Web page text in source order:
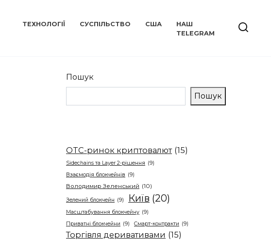
ТЕХНОЛОГІЇ СУСПІЛЬСТВО США
НАШ
TELEGRAM
Пошук
Пошук
OTC-ринок криптовалют (15)
Sidechains та Layer 2-рішення (9)
Взаємодія блокчейнів (9)
Володимир Зеленський (10)
Зелений блокчейн (9) Київ (20)
Масштабування блокчейну (9)
Приватні блокчейни (9) Смарт-контракти (9)
Торгівля деривативами (15)